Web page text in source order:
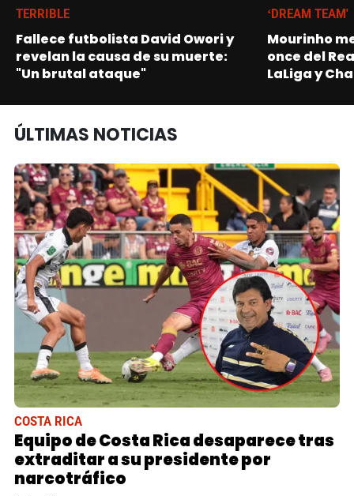
TERRIBLE
Fallece futbolista David Owori y
revelan la causa de su muerte:
"Un brutal ataque"
‘DREAM TEAM'
Mourinho
once del
LaLiga y
ÚLTIMAS NOTICIAS
COSTA RICA
Equipo de Costa Rica desaparece tras
extraditar a su presidente por
narcotráfico